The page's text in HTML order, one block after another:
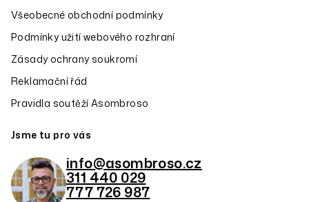
Všeobecné obchodní podmínky
Podmínky užití webového rozhraní
Zásady ochrany soukromí
Reklamační řád
Pravidla soutěží Asombroso
Jsme tu pro vás
info@asombroso.cz
311 440 029
777 726 987